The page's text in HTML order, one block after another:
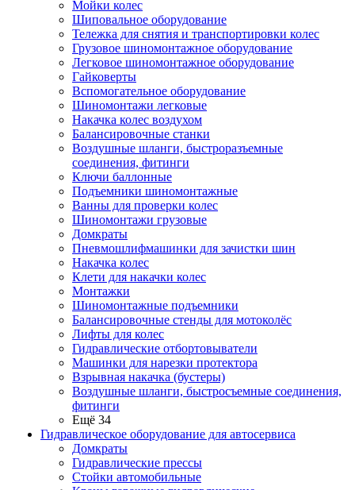
Мойки колес
Шиповальное оборудование
Тележка для снятия и транспортировки колес
Грузовое шиномонтажное оборудование
Легковое шиномонтажное оборудование
Гайковерты
Вспомогательное оборудование
Шиномонтажи легковые
Накачка колес воздухом
Балансировочные станки
Воздушные шланги, быстроразъемные
соединения, фитинги
Ключи баллонные
Подъемники шиномонтажные
Ванны для проверки колес
Шиномонтажи грузовые
Домкраты
Пневмошлифмашинки для зачистки шин
Накачка колес
Клети для накачки колес
Монтажки
Шиномонтажные подъемники
Балансировочные стенды для мотоколёс
Лифты для колес
Гидравлические отбортовыватели
Машинки для нарезки протектора
Взрывная накачка (бустеры)
Воздушные шланги, быстросъемные соединения,
фитинги
Ещё 34
Гидравлическое оборудование для автосервиса
Домкраты
Гидравлические прессы
Стойки автомобильные